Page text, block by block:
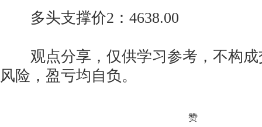
多头支撑价2：4638.00
观点分享，仅供学习参考，不构成
风险，盈亏均自负。
赞